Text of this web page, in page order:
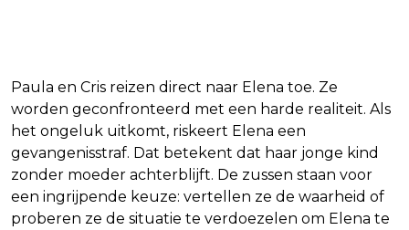
Paula en Cris reizen direct naar Elena toe. Ze
worden geconfronteerd met een harde realiteit. Als
het ongeluk uitkomt, riskeert Elena een
gevangenisstraf. Dat betekent dat haar jonge kind
zonder moeder achterblijft. De zussen staan voor
een ingrijpende keuze: vertellen ze de waarheid of
proberen ze de situatie te verdoezelen om Elena te